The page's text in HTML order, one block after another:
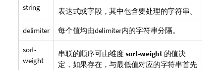
string 表达式或字段，其中包含要处理的字符串。
delimiter 每个值均由delimiter内的字符串分隔。
sort-
weight
串联的顺序可由维度sort-weight的值决
定，如果存在，与最低值对应的字符串首先